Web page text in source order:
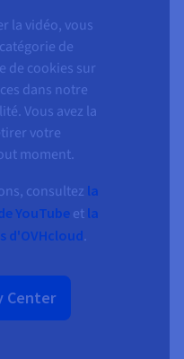
la vidéo, vous
de
de cookies sur
dans notre
Vous avez la
votre
moment.
consultez la
YouTube et la
d'OVHcloud.
Center